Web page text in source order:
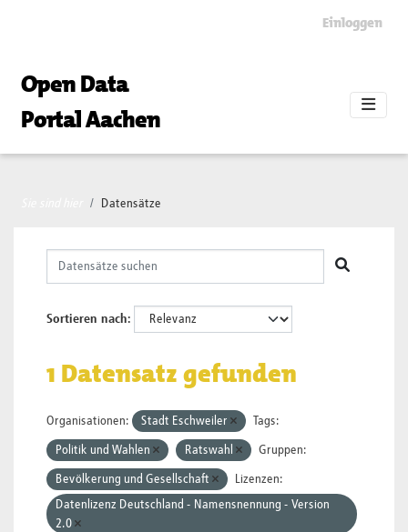
Einloggen
Open Data
Portal Aachen
Datensätze
Sortieren nach
1 Datensatz gefunden
Organisationen: Stadt Eschweiler Tags:
Politik und Wahlen Ratswahl Gruppen:
Bevölkerung und Gesellschaft
Lizenzen:
Datenlizenz Deutschland - Namensnennung - Version
2.0